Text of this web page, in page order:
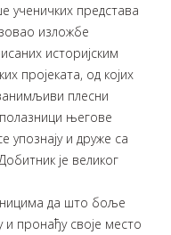
ученичких представа
изложбе
историјским
пројеката, од којих
плесни
полазници његове
упознају и друже са
је великог
да што боље
и пронађу своје место